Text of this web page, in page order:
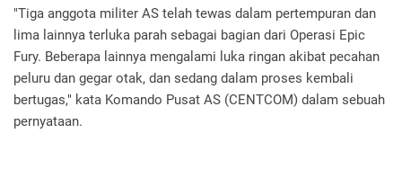
"Tiga anggota militer AS telah tewas dalam pertempuran dan
lima lainnya terluka parah sebagai bagian dari Operasi Epic
Fury. Beberapa lainnya mengalami luka ringan akibat pecahan
peluru dan gegar otak, dan sedang dalam proses kembali
bertugas," kata Komando Pusat AS (CENTCOM) dalam sebuah
pernyataan.